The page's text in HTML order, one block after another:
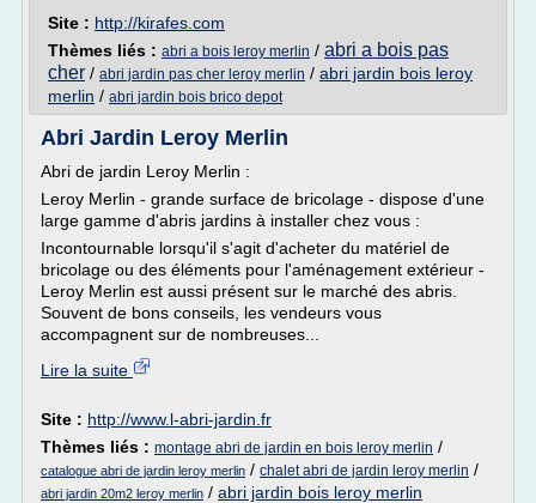
Site : http://kirafes.com
Thèmes liés : abri a bois leroy merlin / abri a bois pas
cher / abri jardin pas cher leroy merlin / abri jardin bois leroy
merlin / abri jardin bois brico depot
Abri Jardin Leroy Merlin
Abri de jardin Leroy Merlin :
Leroy Merlin - grande surface de bricolage - dispose d'une
large gamme d'abris jardins à installer chez vous :
Incontournable lorsqu'il s'agit d'acheter du matériel de
bricolage ou des éléments pour l'aménagement extérieur -
Leroy Merlin est aussi présent sur le marché des abris.
Souvent de bons conseils, les vendeurs vous
accompagnent sur de nombreuses...
Lire la suite
Site : http://www.l-abri-jardin.fr
Thèmes liés : montage abri de jardin en bois leroy merlin /
catalogue abri de jardin leroy merlin / chalet abri de jardin leroy merlin /
abri jardin 20m2 leroy merlin / abri jardin bois leroy merlin